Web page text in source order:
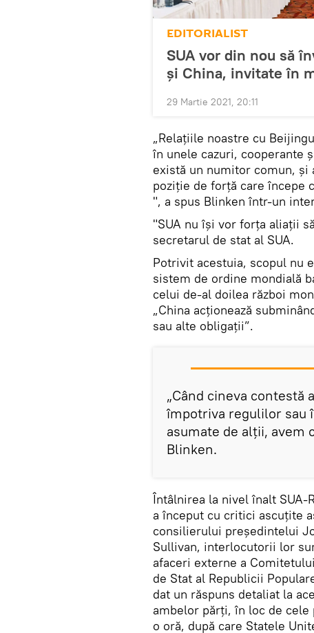
EDITORIALIST
SUA vor din nou să
și China, invitate în
29 Martie 2021, 20:11
„Relațiile noastre cu
în unele cazuri, cooperante
există un numitor comun, și
poziție de forță care începe
", a spus Blinken într-un
"SUA nu își vor forța aliații
secretarul de stat al SUA.
Potrivit acestuia, scopul nu
sistem de ordine mondială
celui de-al doilea război
„China acționează
sau alte obligații”.
„Când cineva contestă
împotriva regulilor sau
asumate de alții, avem
Blinken.
Întâlnirea la nivel înalt SUA-
a început cu critici ascuțite
consilierului președintelui
Sullivan, interlocutorii lor
afaceri externe a
de Stat al Republicii
dat un răspuns detaliat la
ambelor părți, în loc de
o oră, după care Statele